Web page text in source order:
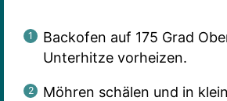
Backofen auf 175 Grad
Unterhitze vorheizen.
Möhren schälen und in